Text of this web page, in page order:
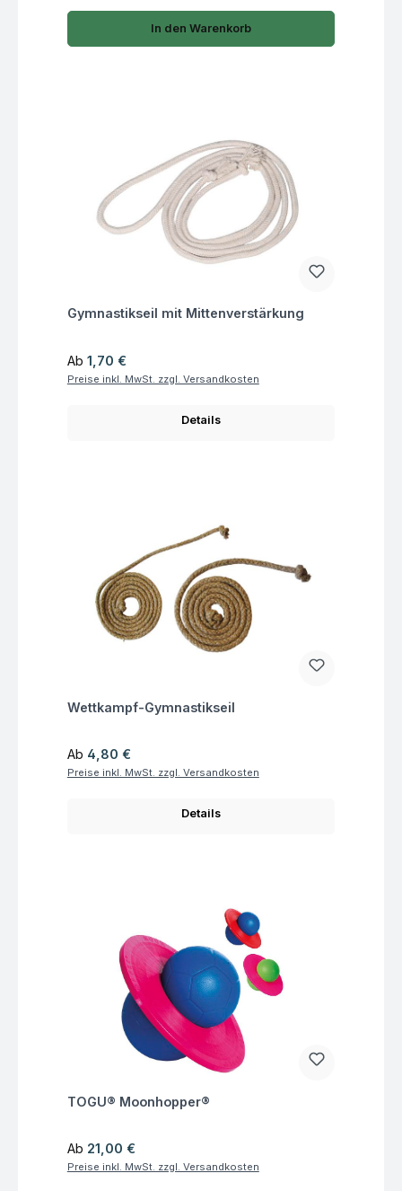
In den Warenkorb
Fragen zum Artikel
Gymnastikseil mit Mittenverstärkung
Regulärer Preis:
Ab 1,70 €
Preise inkl. MwSt. zzgl. Versandkosten
Details
Fragen zum Artikel
Wettkampf-Gymnastikseil
Regulärer Preis:
Ab 4,80 €
Preise inkl. MwSt. zzgl. Versandkosten
Details
Fragen zum Artikel
TOGU® Moonhopper®
Regulärer Preis:
Ab 21,00 €
Preise inkl. MwSt. zzgl. Versandkosten